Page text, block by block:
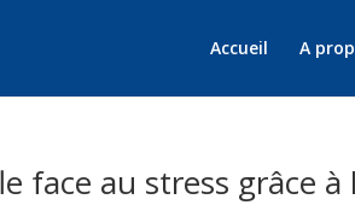
Accueil A
face au stress grâce à